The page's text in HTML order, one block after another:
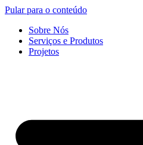
Pular para o conteúdo
Sobre Nós
Serviços e Produtos
Projetos